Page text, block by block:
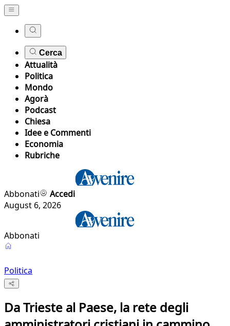
Cerca
Attualità
Politica
Mondo
Agorà
Podcast
Chiesa
Idee e Commenti
Economia
Rubriche
Abbonati
Accedi
August 6, 2026
Abbonati
Politica
Da Trieste al Paese, la rete degli